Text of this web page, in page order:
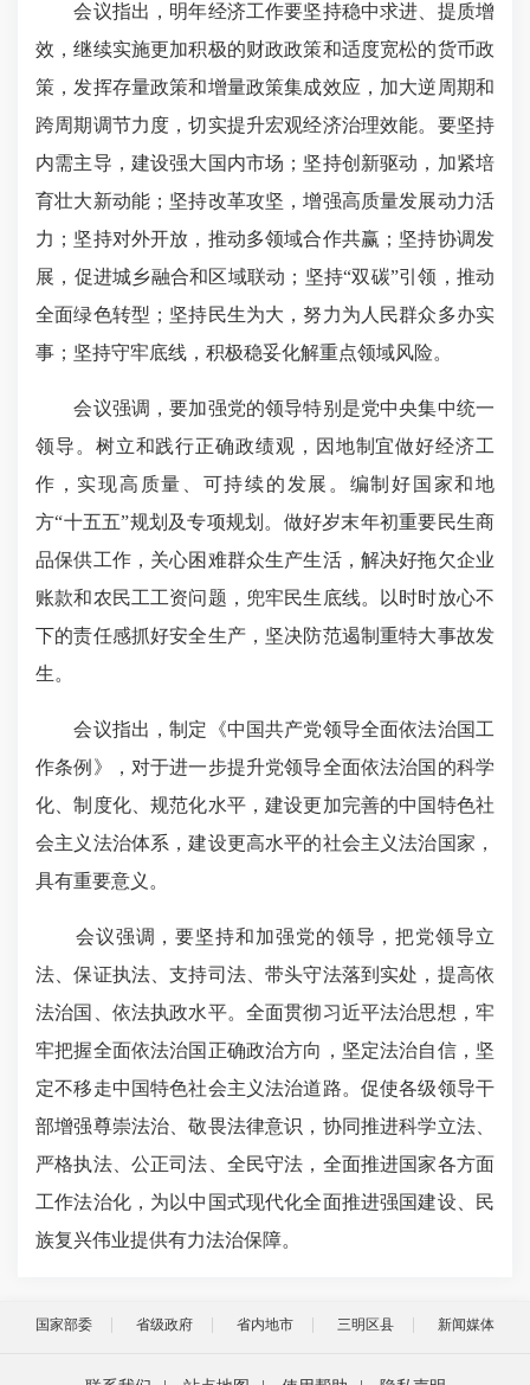
会议指出，明年经济工作要坚持稳中求进、提质增
效，继续实施更加积极的财政政策和适度宽松的货币政
策，发挥存量政策和增量政策集成效应，加大逆周期和
跨周期调节力度，切实提升宏观经济治理效能。要坚持
内需主导，建设强大国内市场；坚持创新驱动，加紧培
育壮大新动能；坚持改革攻坚，增强高质量发展动力活
力；坚持对外开放，推动多领域合作共赢；坚持协调发
展，促进城乡融合和区域联动；坚持“双碳”引领，推动
全面绿色转型；坚持民生为大，努力为人民群众多办实
事；坚持守牢底线，积极稳妥化解重点领域风险。
会议强调，要加强党的领导特别是党中央集中统一
领导。树立和践行正确政绩观，因地制宜做好经济工
作，实现高质量、可持续的发展。编制好国家和地
方“十五五”规划及专项规划。做好岁末年初重要民生商
品保供工作，关心困难群众生产生活，解决好拖欠企业
账款和农民工工资问题，兜牢民生底线。以时时放心不
下的责任感抓好安全生产，坚决防范遏制重特大事故发
生。
会议指出，制定《中国共产党领导全面依法治国工
作条例》，对于进一步提升党领导全面依法治国的科学
化、制度化、规范化水平，建设更加完善的中国特色社
会主义法治体系，建设更高水平的社会主义法治国家，
具有重要意义。
会议强调，要坚持和加强党的领导，把党领导立
法、保证执法、支持司法、带头守法落到实处，提高依
法治国、依法执政水平。全面贯彻习近平法治思想，牢
牢把握全面依法治国正确政治方向，坚定法治自信，坚
定不移走中国特色社会主义法治道路。促使各级领导干
部增强尊崇法治、敬畏法律意识，协同推进科学立法、
严格执法、公正司法、全民守法，全面推进国家各方面
工作法治化，为以中国式现代化全面推进强国建设、民
族复兴伟业提供有力法治保障。
国家部委 省级政府 省内地市 三明区县 新闻媒体